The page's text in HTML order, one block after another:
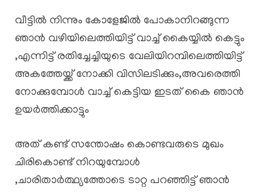
വീട്ടിൽ നിന്നും കോളേജിൽ പോകാനിറങ്ങുന്ന
ഞാൻ വഴിയിലെത്തിയിട്ട് വാച്ച് കൈയ്യിൽ കെട്ടും
,എന്നിട്ട് രതിച്ചേച്ചിയുടെ വേലിയിറമ്പിലെത്തിയിട്ട്
അകത്തേയ്ക്ക് നോക്കി വിസിലടിക്കും,അവരെത്തി
നോക്കുമ്പോൾ വാച്ച് കെട്ടിയ ഇടത് കൈ ഞാൻ
ഉയർത്തിക്കാട്ടും
അത് കണ്ട് സന്തോഷം കൊണ്ടവരുടെ മുഖം
ചിരികൊണ്ട് നിറയുമ്പോൾ
,ചാരിതാർത്ഥ്യത്തോടെ ടാറ്റ പറഞ്ഞിട്ട് ഞാൻ